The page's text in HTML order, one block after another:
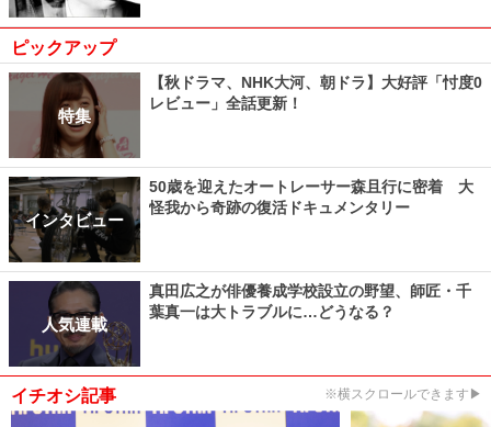
ピックアップ
特集
【秋ドラマ、NHK大河、朝ドラ】大好評「忖度0
レビュー」全話更新！
インタビュー
50歳を迎えたオートレーサー森且行に密着 大
怪我から奇跡の復活ドキュメンタリー
人気連載
真田広之が俳優養成学校設立の野望、師匠・千
葉真一は大トラブルに…どうなる？
イチオシ記事 ※横スクロールできます▶